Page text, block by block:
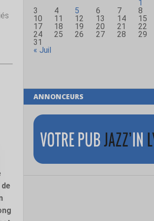
1
3
4 5 6 7 8
10
11 12 13 14 15
17
18 19 20 21 22
24
25 26 27 28 29
31
« Juil
ANNONCEURS